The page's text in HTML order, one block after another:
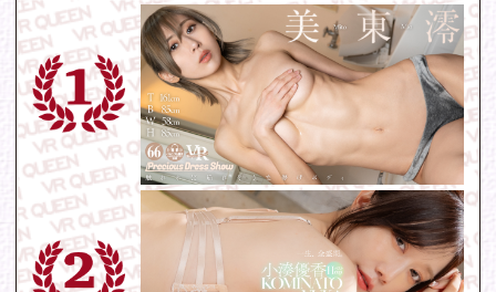
Tweets by IDOL_VR